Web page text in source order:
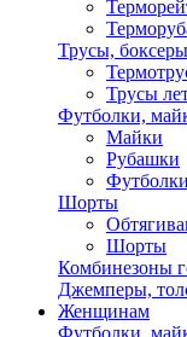
Трусы, боксеры
Трусы
Футболки,
Майки
Рубашки
Футболки
Шорты
Шорты
Комбинезоны
Джемперы,
Женщинам
Футболки,